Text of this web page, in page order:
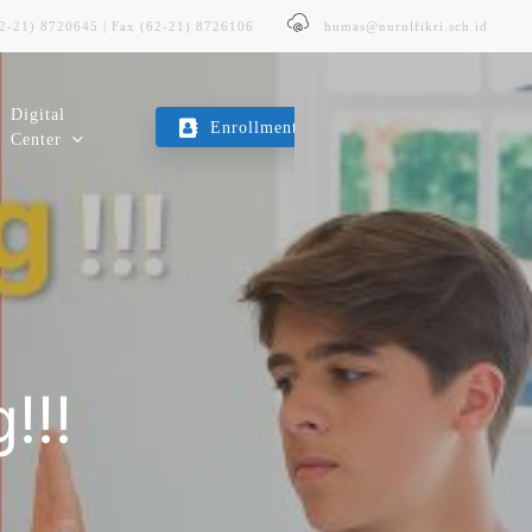
21) 8720645 | Fax (62-21) 8726106 humas@nurulfikri.sch.id
Digital
Center
E-Trans
Koperasi Karyawan & Guru
Enrollment